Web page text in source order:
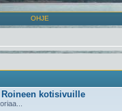
OHJE
kotisivuille